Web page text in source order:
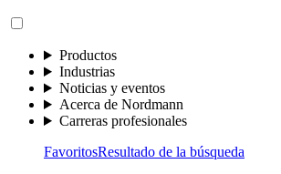
Productos
Industrias
Noticias y eventos
Acerca de Nordmann
Carreras profesionales
FavoritosResultado de la búsqueda